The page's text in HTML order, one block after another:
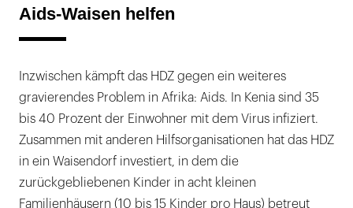
Aids-Waisen helfen
Inzwischen kämpft das HDZ gegen ein weiteres
gravierendes Problem in Afrika: Aids. In Kenia sind 35
bis 40 Prozent der Einwohner mit dem Virus infiziert.
Zusammen mit anderen Hilfsorganisationen hat das HDZ
in ein Waisendorf investiert, in dem die
zurückgebliebenen Kinder in acht kleinen
Familienhäusern (10 bis 15 Kinder pro Haus) betreut